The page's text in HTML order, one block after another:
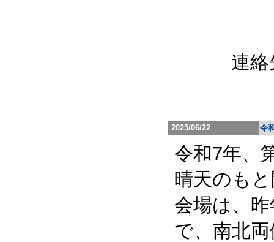
連絡先
2025/06/22 令
令和7年、
晴天のも
会場は、
で、南北